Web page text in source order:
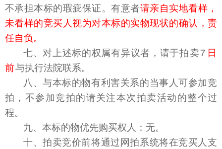
不承担本标的瑕疵保证。有意者请亲自实地看样，
未看样的竞买人视为对本标的实物现状的确认，责
任自负。
七、对上述标的权属有异议者，请于拍卖7 日
前与执行法院联系。
八、与本标的物有利害关系的当事人可参加竞
拍，不参加竞拍的请关注本次拍卖活动的整个过
程。
九、本标的物优先购买权人：无。
十、拍卖竞价前将通过网拍系统将在竞买人支